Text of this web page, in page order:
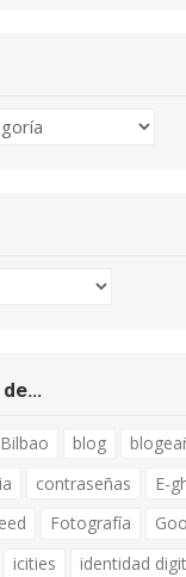
de…
Bilbao blog
contraseñas E-
Fotografía
icities
identidad